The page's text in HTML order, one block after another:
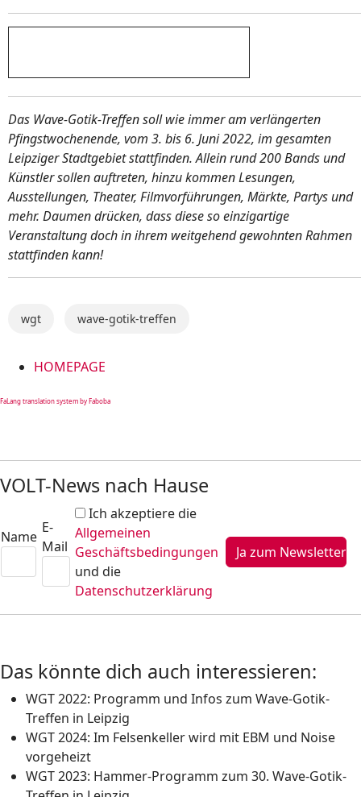
Das Wave-Gotik-Treffen soll wie immer am verlängerten
Pfingstwochenende, vom 3. bis 6. Juni 2022, im gesamten
Leipziger Stadtgebiet stattfinden. Allein rund 200 Bands und
Künstler sollen auftreten, hinzu kommen Lesungen,
Ausstellungen, Theater, Filmvorführungen, Märkte, Partys und
mehr. Daumen drücken, dass diese so einzigartige
Veranstaltung doch in ihrem weitgehend gewohnten Rahmen
stattfinden kann!
wgt wave-gotik-treffen
HOMEPAGE
FaLang translation system by Faboba
VOLT-News nach Hause
Name
E-
Mail
Ich akzeptiere die
Allgemeinen
Geschäftsbedingungen
und die
Datenschutzerklärung
Das könnte dich auch interessieren:
WGT 2022: Programm und Infos zum Wave-Gotik-
Treffen in Leipzig
WGT 2024: Im Felsenkeller wird mit EBM und Noise
vorgeheizt
WGT 2023: Hammer-Programm zum 30. Wave-Gotik-